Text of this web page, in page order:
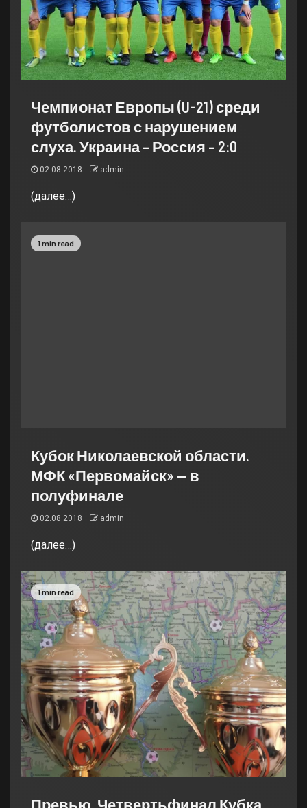
Чемпионат Европы (U-21) среди
футболистов с нарушением
слуха. Украина – Россия – 2:0
02.08.2018 admin
(далее…)
1 min read
Кубок Николаевской области.
МФК «Первомайск» — в
полуфинале
02.08.2018 admin
(далее…)
1 min read
Превью. Четвертьфинал Кубка